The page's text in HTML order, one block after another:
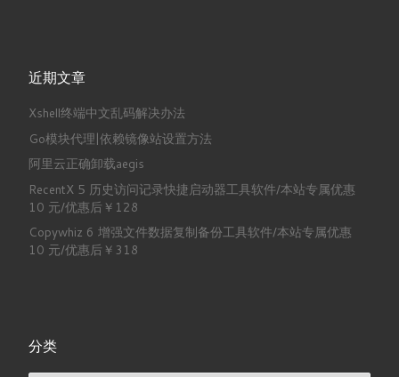
近期文章
Xshell终端中文乱码解决办法
Go模块代理|依赖镜像站设置方法
阿里云正确卸载aegis
RecentX 5 历史访问记录快捷启动器工具软件/本站专属优惠
10 元/优惠后￥128
Copywhiz 6 增强文件数据复制备份工具软件/本站专属优惠
10 元/优惠后￥318
分类